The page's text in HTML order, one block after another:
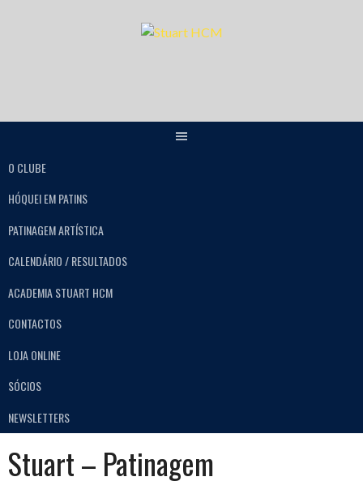
O CLUBE
HÓQUEI EM PATINS
PATINAGEM ARTÍSTICA
CALENDÁRIO / RESULTADOS
ACADEMIA STUART HCM
CONTACTOS
LOJA ONLINE
SÓCIOS
NEWSLETTERS
Stuart – Patinagem